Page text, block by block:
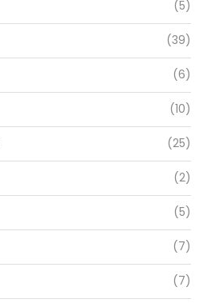
(5)
(39)
(6)
(10)
(25)
(2)
(5)
(7)
(7)